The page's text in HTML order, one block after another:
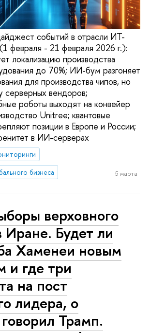
событий в отрасли ИТ-
февраля - 21 февраля 2026 г.):
локализацию производства
до 70%; ИИ-бум разгоняет
для производства чипов, но
серверных вендоров;
роботы выходят на конвейер
Unitree; квантовые
позиции в Европе и России;
в ИИ-серверах
бизнеса
5 марта
верховного
Иране. Будет ли
Хаменеи новым
и где три
на пост
лидера, о
Трамп.